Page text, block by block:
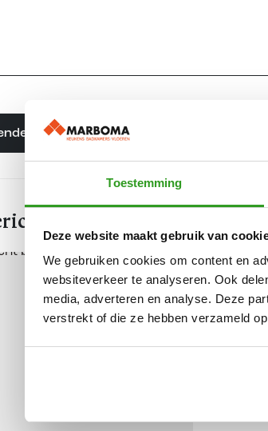
Toestemming
Deze website maakt gebruik van
We gebruiken cookies om content en
websiteverkeer te analyseren. Ook
media, adverteren en analyse. Deze
verstrekt of die ze hebben verzameld